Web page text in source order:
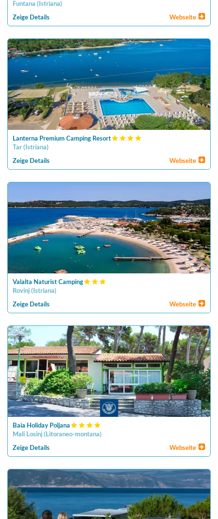
Funtana ( Istriana)
Zeige Details Webseite
Lanterna Premium Camping Resort
Tar ( Istriana)
Zeige Details Webseite
Valalta Naturist Camping
Rovinj ( Istriana)
Zeige Details Webseite
Baia Holiday Poljana
Mali Losinj ( Litoraneo-montana)
Zeige Details Webseite